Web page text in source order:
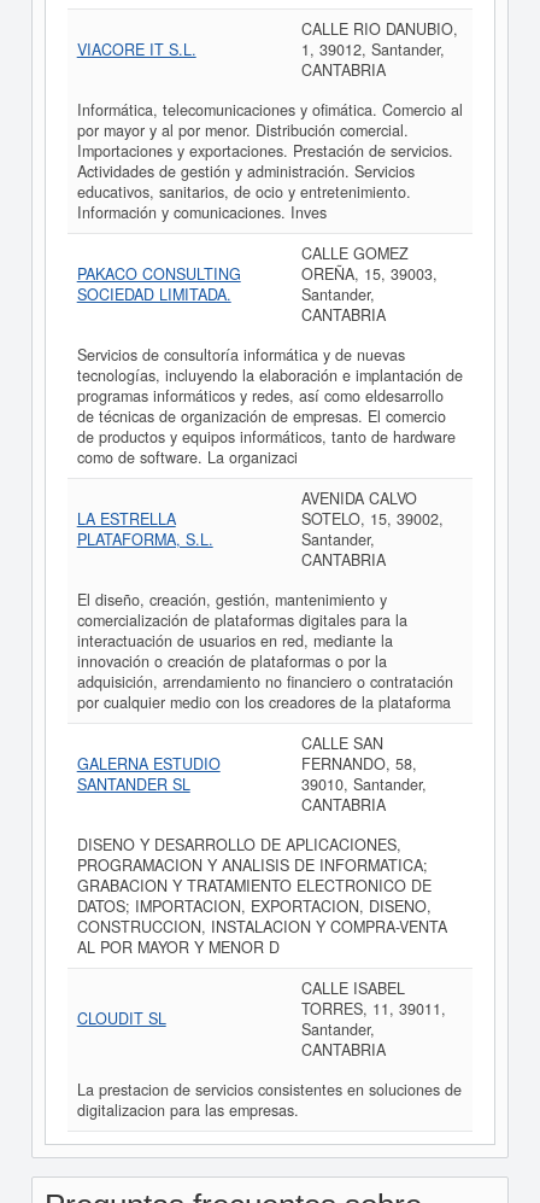
VIACORE IT S.L.
CALLE RIO DANUBIO,
1, 39012, Santander,
CANTABRIA
Informática, telecomunicaciones y ofimática. Comercio al
por mayor y al por menor. Distribución comercial.
Importaciones y exportaciones. Prestación de servicios.
Actividades de gestión y administración. Servicios
educativos, sanitarios, de ocio y entretenimiento.
Información y comunicaciones. Inves
PAKACO CONSULTING
SOCIEDAD LIMITADA.
CALLE GOMEZ
OREÑA, 15, 39003,
Santander,
CANTABRIA
Servicios de consultoría informática y de nuevas
tecnologías, incluyendo la elaboración e implantación de
programas informáticos y redes, así como eldesarrollo
de técnicas de organización de empresas. El comercio
de productos y equipos informáticos, tanto de hardware
como de software. La organizaci
LA ESTRELLA
PLATAFORMA, S.L.
AVENIDA CALVO
SOTELO, 15, 39002,
Santander,
CANTABRIA
El diseño, creación, gestión, mantenimiento y
comercialización de plataformas digitales para la
interactuación de usuarios en red, mediante la
innovación o creación de plataformas o por la
adquisición, arrendamiento no financiero o contratación
por cualquier medio con los creadores de la plataforma
GALERNA ESTUDIO
SANTANDER SL
CALLE SAN
FERNANDO, 58,
39010, Santander,
CANTABRIA
DISENO Y DESARROLLO DE APLICACIONES,
PROGRAMACION Y ANALISIS DE INFORMATICA;
GRABACION Y TRATAMIENTO ELECTRONICO DE
DATOS; IMPORTACION, EXPORTACION, DISENO,
CONSTRUCCION, INSTALACION Y COMPRA-VENTA
AL POR MAYOR Y MENOR D
CLOUDIT SL
CALLE ISABEL
TORRES, 11, 39011,
Santander,
CANTABRIA
La prestacion de servicios consistentes en soluciones de
digitalizacion para las empresas.